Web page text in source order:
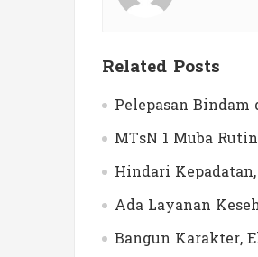
Related Posts
Pelepasan Bindam
MTsN 1 Muba
Hindari
Ada Layanan
Bangun Karakter,